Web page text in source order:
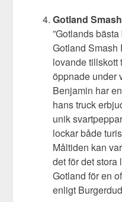
Gotland
”Gotlands bästa
Gotland Smash
lovande tillskott
öppnade under
Benjamin har
hans truck
unik
lockar både
Måltiden kan
det för det stora
Gotland för en
enligt